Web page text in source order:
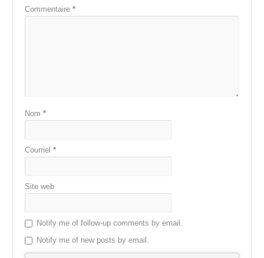
Commentaire*
Nom*
Courriel*
Site web
Notify me of follow-up comments by email.
Notify me of new posts by email.